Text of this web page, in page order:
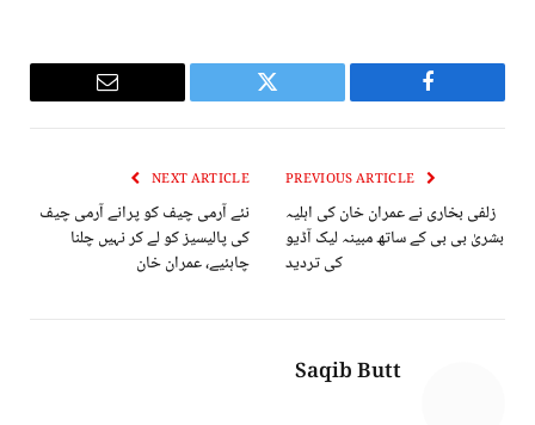
Facebook
Twitter
Email
زلفی بخاری نے عمران خان کی اہلیہ
بشریٰ بی بی کے ساتھ مبینہ لیک آڈیو
کی تردید
NEXT ARTICLE
نئے آرمی چیف کو پرانے آرمی چیف
کی پالیسیز کو لے کر نہیں چلنا
چاہئیے، عمران خان
Saqib Butt